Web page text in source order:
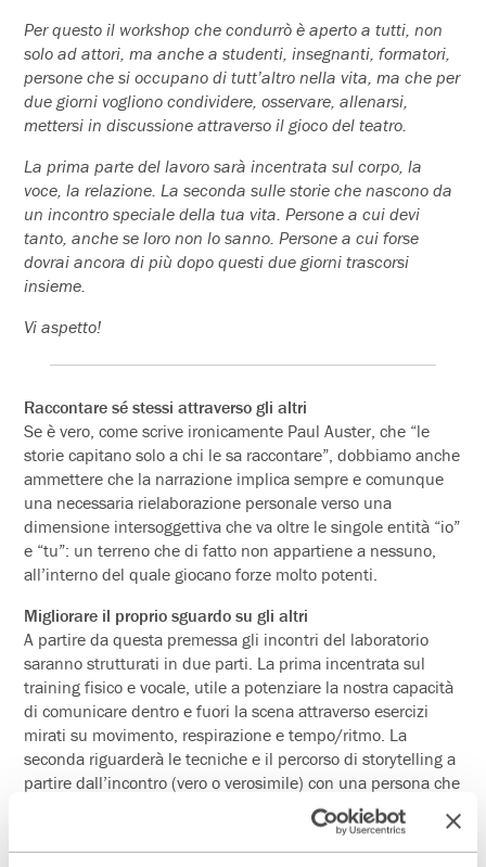
Per questo il workshop che condurrò è aperto a tutti, non
solo ad attori, ma anche a studenti, insegnanti, formatori,
persone che si occupano di tutt’altro nella vita, ma che per
due giorni vogliono condividere, osservare, allenarsi,
mettersi in discussione attraverso il gioco del teatro.
La prima parte del lavoro sarà incentrata sul corpo, la
voce, la relazione. La seconda sulle storie che nascono da
un incontro speciale della tua vita. Persone a cui devi
tanto, anche se loro non lo sanno. Persone a cui forse
dovrai ancora di più dopo questi due giorni trascorsi
insieme.
Vi aspetto!
Raccontare sé stessi attraverso gli altri
Se è vero, come scrive ironicamente Paul Auster, che “le
storie capitano solo a chi le sa raccontare”, dobbiamo anche
ammettere che la narrazione implica sempre e comunque
una necessaria rielaborazione personale verso una
dimensione intersoggettiva che va oltre le singole entità “io”
e “tu”: un terreno che di fatto non appartiene a nessuno,
all’interno del quale giocano forze molto potenti.
Migliorare il proprio sguardo su gli altri
A partire da questa premessa gli incontri del laboratorio
saranno strutturati in due parti. La prima incentrata sul
training fisico e vocale, utile a potenziare la nostra capacità
di comunicare dentro e fuori la scena attraverso esercizi
mirati su movimento, respirazione e tempo/ritmo. La
seconda riguarderà le tecniche e il percorso di storytelling a
partire dall’incontro (vero o verosimile) con una persona che
ci ha spinti verso un cambiamento, una crescita, anche
impercettibile rispetto al nostro modo di vedere le cose. Nel
corso del laboratorio i partecipanti saranno guidati verso